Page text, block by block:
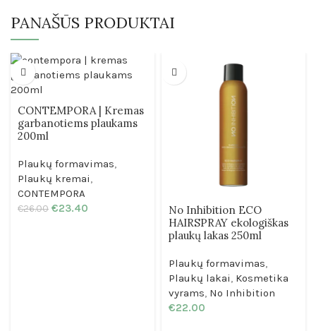
PANAŠŪS PRODUKTAI
CONTEMPORA | Kremas
garbanotiems plaukams
200ml
Plaukų formavimas,
Plaukų kremai,
CONTEMPORA
€26.00 €23.40
No Inhibition ECO
HAIRSPRAY ekologiškas
plaukų lakas 250ml
Plaukų formavimas,
Plaukų lakai, Kosmetika
vyrams, No Inhibition
€22.00